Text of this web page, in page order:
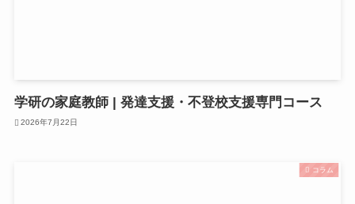
学研の家庭教師 | 発達支援・不登校支援専門コース
2026年7月22日
コラム